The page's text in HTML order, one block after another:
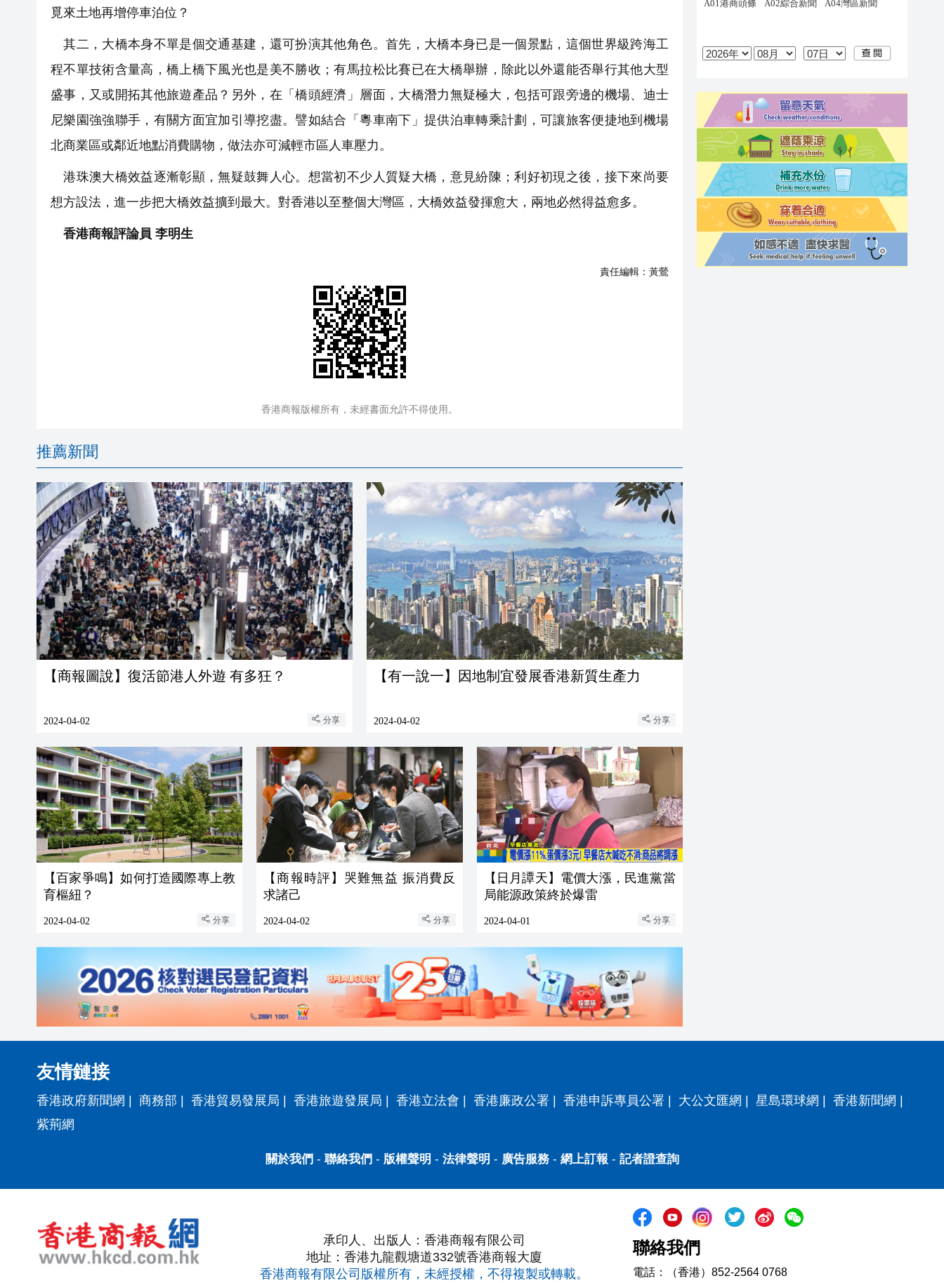
覓來土地再增停車泊位？
其二，大橋本身不單是個交通基建，還可扮演其他角色。首先，大橋本身已是一個景點，這個世界級跨海工
程不單技術含量高，橋上橋下風光也是美不勝收；有馬拉松比賽已在大橋舉辦，除此以外還能否舉行其他大型
盛事，又或開拓其他旅遊產品？另外，在「橋頭經濟」層面，大橋潛力無疑極大，包括可跟旁邊的機場、迪士
尼樂園強強聯手，有關方面宜加引導挖盡。譬如結合「粵車南下」提供泊車轉乘計劃，可讓旅客便捷地到機場
北商業區或鄰近地點消費購物，做法亦可減輕市區人車壓力。
港珠澳大橋效益逐漸彰顯，無疑鼓舞人心。想當初不少人質疑大橋，意見紛陳；利好初現之後，接下來尚要
想方設法，進一步把大橋效益擴到最大。對香港以至整個大灣區，大橋效益發揮愈大，兩地必然得益愈多。
香港商報評論員 李明生
責任編輯： 黃鶯
香港商報版權所有，未經書面允許不得使用。
推薦新聞
【商報圖說】復活節港人外遊 有多狂？
2024-04-02 分享
【有一說一】因地制宜發展香港新質生產力
2024-04-02 分享
【百家爭鳴】如何打造國際專上教
育樞紐？
2024-04-02 分享
【商報時評】哭難無益 振消費反
求諸己
2024-04-02 分享
【日月譚天】電價大漲，民進黨當
局能源政策終於爆雷
2024-04-01 分享
友情鏈接
香港政府新聞網 | 商務部 | 香港貿易發展局 | 香港旅遊發展局 | 香港立法會 | 香港廉政公署 | 香港申訴專員公署 | 大公文匯網 | 星島環球網 | 香港新聞網 |
紫荊網
關於我們 - 聯絡我們 - 版權聲明 - 法律聲明 - 廣告服務- 網上訂報 - 記者證查詢
承印人、出版人：香港商報有限公司
地址：香港九龍觀塘道332號香港商報大廈
香港商報有限公司版權所有，未經授權，不得複製或轉載。
聯絡我們
電話：（香港）852-2564 0768